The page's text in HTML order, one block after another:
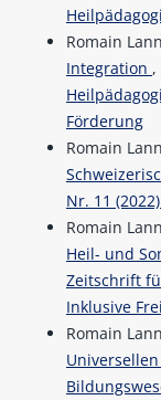
Romain
Integration ,
Förderung
Romain
Nr. 11
Romain
Heil- und
Zeitschrift
Inklusive
Romain